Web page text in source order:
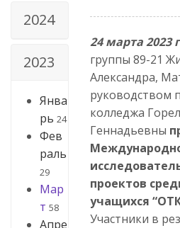
2024
2023
Янва
рь 24
Фев
раль
29
Мар
т 58
Апре
24 марта 2023
группы 89-21
Александра,
руководством
колледжа
Геннадьевны
проектов
учащихся
Участники в